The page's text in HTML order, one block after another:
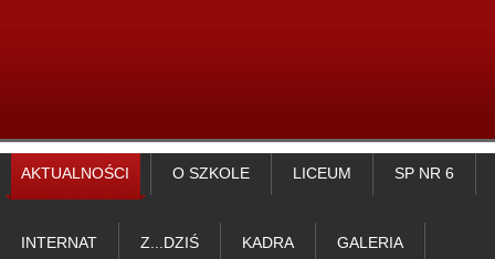
AKTUALNOŚCI O SZKOLE LICEUM SP NR 6
INTERNAT Z...DZIŚ KADRA GALERIA